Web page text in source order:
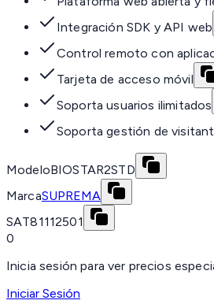
Integración SDK y API web
Control remoto con
Tarjeta de acceso móvil
Soporta usuarios ilimitados
Soporta gestión de
ModeloBIOSTAR2STD
MarcaSUPREMA
SAT81112501
0
Inicia sesión para ver precios
Iniciar Sesión